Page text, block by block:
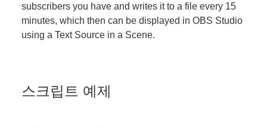
subscribers you have and writes it to a file every 15
minutes, which then can be displayed in OBS Studio
using a Text Source in a Scene.
스크립트 예제